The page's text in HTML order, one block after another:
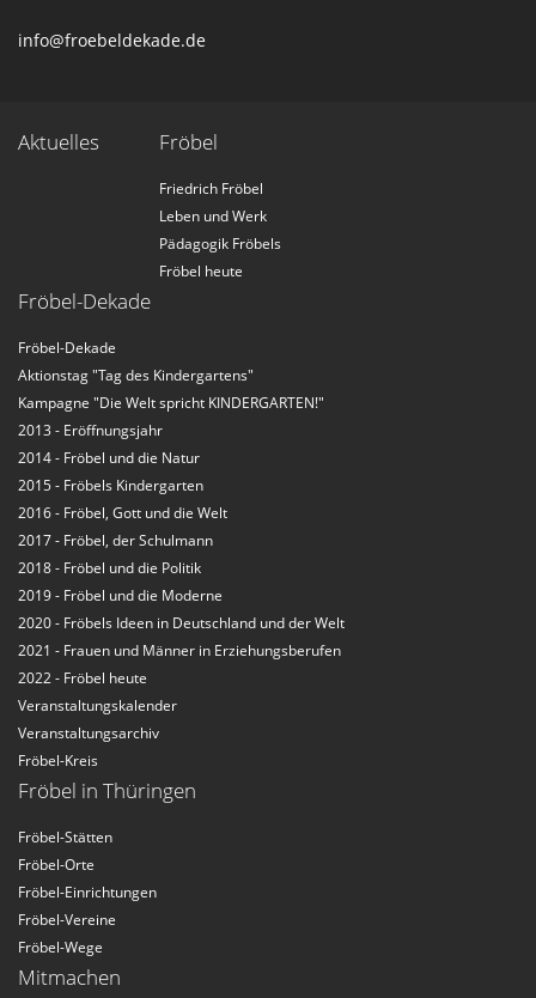
info@froebeldekade.de
Aktuelles Fröbel
Friedrich Fröbel
Leben und Werk
Pädagogik Fröbels
Fröbel heute
Fröbel-Dekade
Fröbel-Dekade
Aktionstag "Tag des Kindergartens"
Kampagne "Die Welt spricht KINDERGARTEN!"
2013 - Eröffnungsjahr
2014 - Fröbel und die Natur
2015 - Fröbels Kindergarten
2016 - Fröbel, Gott und die Welt
2017 - Fröbel, der Schulmann
2018 - Fröbel und die Politik
2019 - Fröbel und die Moderne
2020 - Fröbels Ideen in Deutschland und der Welt
2021 - Frauen und Männer in Erziehungsberufen
2022 - Fröbel heute
Veranstaltungskalender
Veranstaltungsarchiv
Fröbel-Kreis
Fröbel in Thüringen
Fröbel-Stätten
Fröbel-Orte
Fröbel-Einrichtungen
Fröbel-Vereine
Fröbel-Wege
Mitmachen